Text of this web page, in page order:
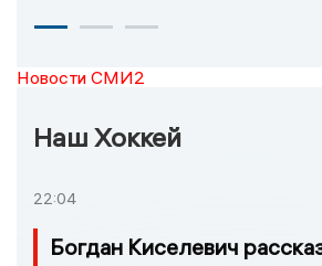
Новости СМИ2
Наш Хоккей
22:04
Богдан Киселевич